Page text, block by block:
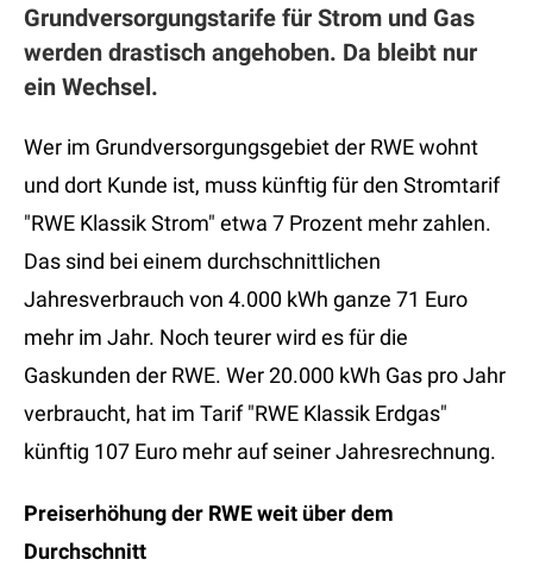
Grundversorgungstarife für Strom und Gas
werden drastisch angehoben. Da bleibt nur
ein Wechsel.
Wer im Grundversorgungsgebiet der RWE wohnt
und dort Kunde ist, muss künftig für den Stromtarif
"RWE Klassik Strom" etwa 7 Prozent mehr zahlen.
Das sind bei einem durchschnittlichen
Jahresverbrauch von 4.000 kWh ganze 71 Euro
mehr im Jahr. Noch teurer wird es für die
Gaskunden der RWE. Wer 20.000 kWh Gas pro Jahr
verbraucht, hat im Tarif "RWE Klassik Erdgas"
künftig 107 Euro mehr auf seiner Jahresrechnung.
Preiserhöhung der RWE weit über dem
Durchschnitt